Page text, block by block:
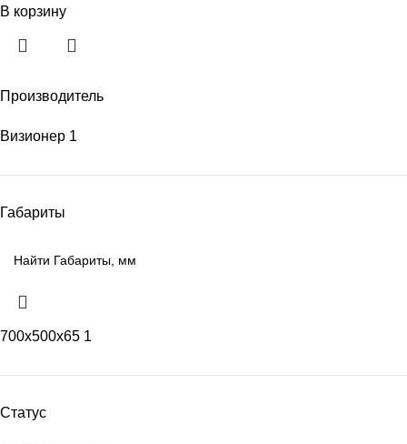
Производитель
Визионер 1
Габариты
700х500х65 1
Статус
В корзину